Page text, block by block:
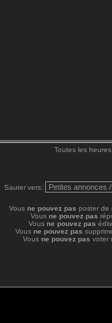
Toutes les
Sauter vers:
Vous ne pouvez pas poster de
Vous ne pouvez pas
Vous ne pouvez pas
Vous ne pouvez pas
Vous ne pouvez pas voter